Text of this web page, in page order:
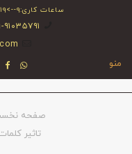
ساعات کاری:۹-->۱۹ روزهای کاری شنبه --> ۴شنبه
۰۲۱-
منو
صفحه
تاثیر